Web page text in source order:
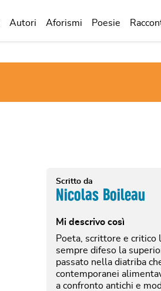
Autori Aforismi Poesie
Scritto da
Nicolas Boileau
Mi descrivo così
Poeta, scrittore e critico
sempre difeso la
passato nella diatriba
contemporanei
a confronto antichi e